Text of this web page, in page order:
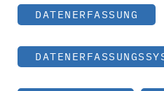
DATENERFASSUNG